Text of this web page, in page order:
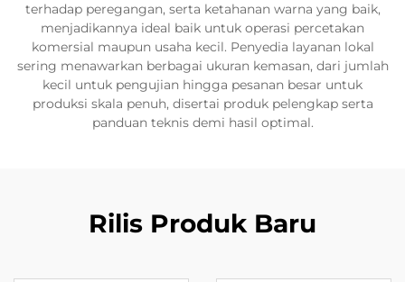
terhadap peregangan, serta ketahanan warna yang baik,
menjadikannya ideal baik untuk operasi percetakan
komersial maupun usaha kecil. Penyedia layanan lokal
sering menawarkan berbagai ukuran kemasan, dari jumlah
kecil untuk pengujian hingga pesanan besar untuk
produksi skala penuh, disertai produk pelengkap serta
panduan teknis demi hasil optimal.
Rilis Produk Baru